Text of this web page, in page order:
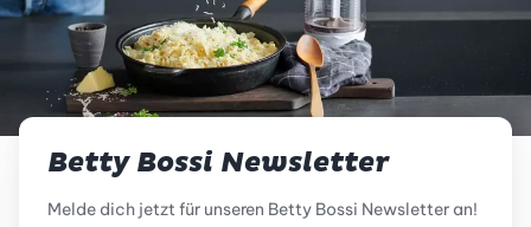
Betty Bossi Newsletter
Melde dich jetzt für unseren Betty Bossi Newsletter an!